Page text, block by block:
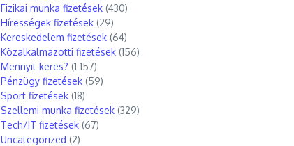
Fizikai munka fizetések (430)
Hírességek fizetések (29)
Kereskedelem fizetések (64)
Közalkalmazotti fizetések (156)
Mennyit keres? (1 157)
Pénzügy fizetések (59)
Sport fizetések (18)
Szellemi munka fizetések (329)
Tech/IT fizetések (67)
Uncategorized (2)